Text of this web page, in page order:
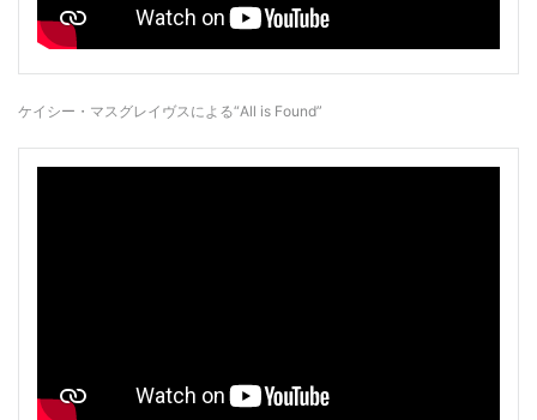
ケイシー・マスグレイヴスによる“All is Found”